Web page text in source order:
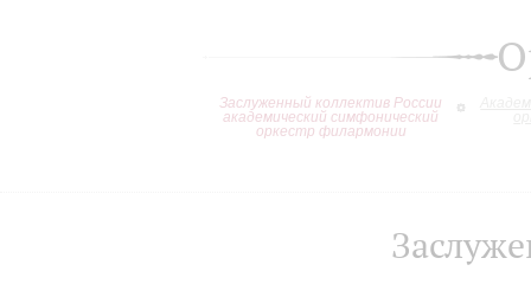
Заслуженный коллектив России
академический симфонический
оркестр филармонии